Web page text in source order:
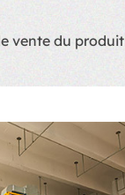
vente du produit